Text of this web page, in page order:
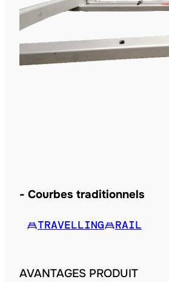
Courbes traditionnels
TRAVELLING RAIL
AVANTAGES PRODUIT